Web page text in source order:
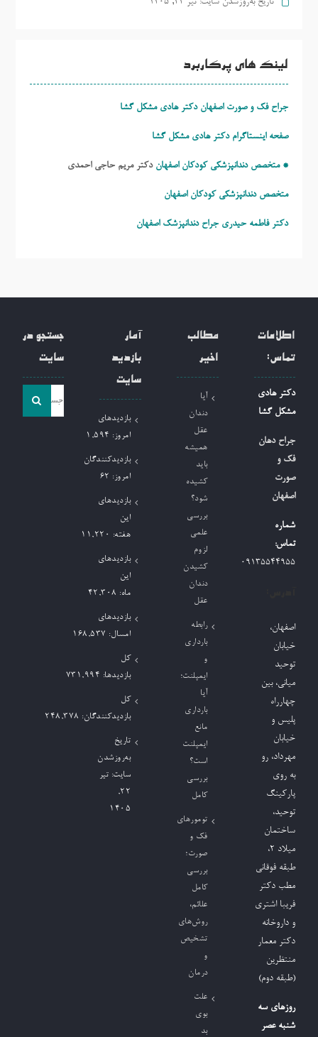
لینک های پرکاربرد
جراح فک و صورت اصفهان دکتر هادی مشکل گشا
صفحه اینستاگرام دکتر هادی مشکل گشا
* متخصص دندانپزشکی کودکان اصفهان دکتر مریم حاجی احمدی
متخصص دندانپزشکی کودکان اصفهان
دکتر فاطمه حیدری جراح دندانپزشک اصفهان
اطلاعات
تماس:
دکتر هادی
مشکل گشا
جراح دهان
فک و
صورت
اصفهان
شماره
تماس:
09135544955
اصفهان،
خیابان
توحید
میانی، بین
چهارراه
پلیس و
خیابان
مهرداد، رو
به روی
پارکینگ
توحید،
ساختمان
میلاد ٢،
طبقه فوقانی
مطب دکتر
فریبا اشتری
و داروخانه
دکتر معمار
منتظرین
(طبقه دوم)
روزهای سه
شنبه عصر
مطالب
اخیر
آیا
دندان
عقل
همیشه
باید
کشیده
شود؟
بررسی
علمی
لزوم
کشیدن
دندان
عقل
رابطه
بارداری
و
ایمپلنت؛
آیا
بارداری
مانع
ایمپلنت
است؟
بررسی
کامل
تومورهای
فک و
صورت؛
بررسی
کامل
علائم،
روش‌های
تشخیص
و
درمان
علت
بوی
بد
آمار
بازدید
سایت
بازدیدهای
امروز: 1,594
بازدیدکنندگان
امروز: 62
بازدیدهای
این
هفته: 11,220
بازدیدهای
این
ماه: 42,308
بازدیدهای
امسال: 168,537
کل
بازدیدها: 731,994
کل
بازدیدکنند‌گان: 248,378
تاریخ
به‌روزشدن
سایت: تیر
۲۲,
۱۴۰۵
جستجو در
سایت